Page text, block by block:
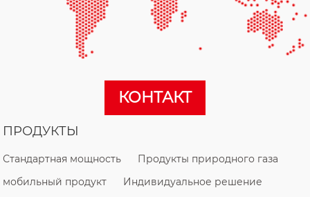
КОНТАКТ
ПРОДУКТЫ
Стандартная мощность
Продукты природного газа
мобильный продукт
Индивидуальное решение